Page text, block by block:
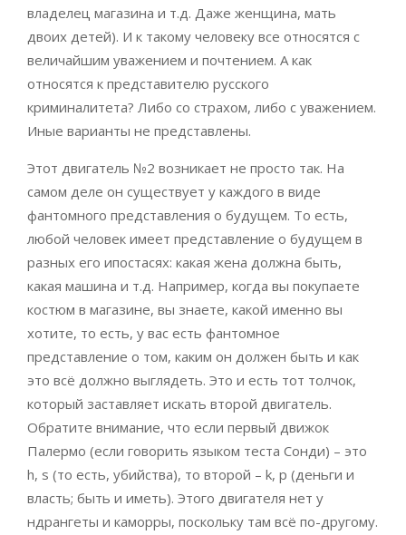
владелец магазина и т.д. Даже женщина, мать
двоих детей). И к такому человеку все относятся с
величайшим уважением и почтением. А как
относятся к представителю русского
криминалитета? Либо со страхом, либо с уважением.
Иные варианты не представлены.
Этот двигатель №2 возникает не просто так. На
самом деле он существует у каждого в виде
фантомного представления о будущем. То есть,
любой человек имеет представление о будущем в
разных его ипостасях: какая жена должна быть,
какая машина и т.д. Например, когда вы покупаете
костюм в магазине, вы знаете, какой именно вы
хотите, то есть, у вас есть фантомное
представление о том, каким он должен быть и как
это всё должно выглядеть. Это и есть тот толчок,
который заставляет искать второй двигатель.
Обратите внимание, что если первый движок
Палермо (если говорить языком теста Сонди) – это
h, s (то есть, убийства), то второй – k, p (деньги и
власть; быть и иметь). Этого двигателя нет у
ндрангеты и каморры, поскольку там всё по-другому.